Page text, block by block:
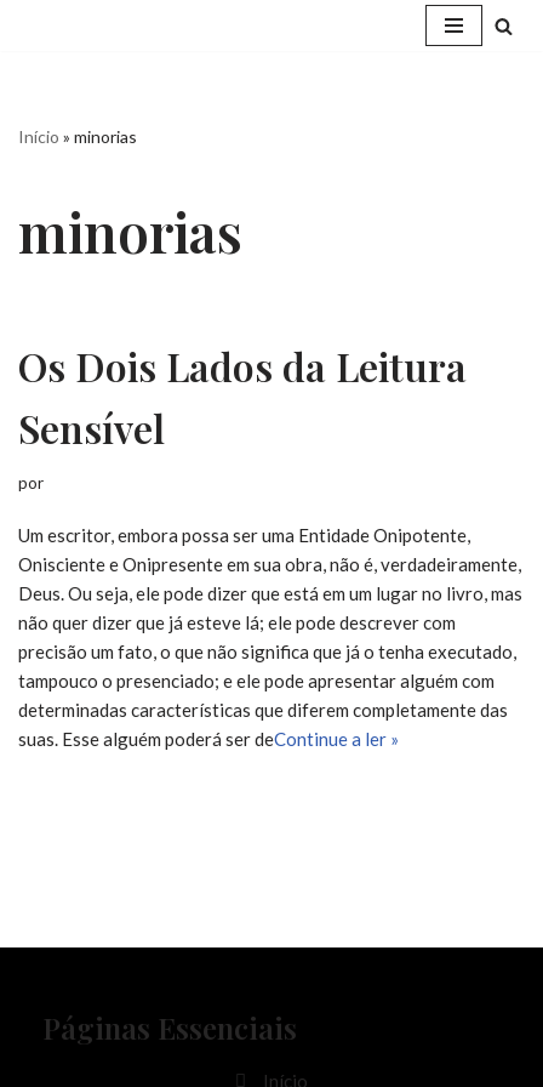
Início » minorias
minorias
Os Dois Lados da Leitura
Sensível
por
Um escritor, embora possa ser uma Entidade Onipotente,
Onisciente e Onipresente em sua obra, não é, verdadeiramente,
Deus. Ou seja, ele pode dizer que está em um lugar no livro, mas
não quer dizer que já esteve lá; ele pode descrever com
precisão um fato, o que não significa que já o tenha executado,
tampouco o presenciado; e ele pode apresentar alguém com
determinadas características que diferem completamente das
suas. Esse alguém poderá ser deContinue a ler »
Páginas Essenciais
Início